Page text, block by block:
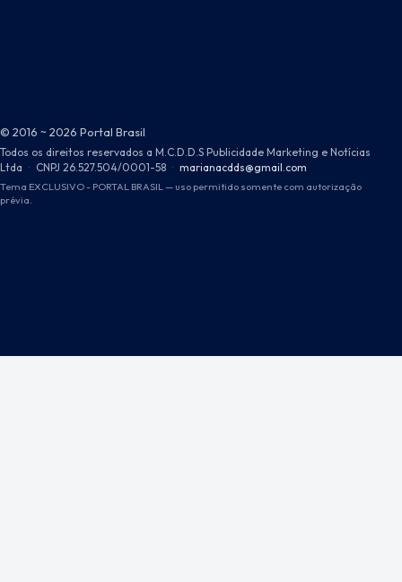
© 2016 ~ 2026 Portal Brasil
Todos os direitos reservados a M.C.D.D.S Publicidade Marketing e Notícias
Ltda · CNPJ 26.527.504/0001-58 · marianacdds@gmail.com
Tema EXCLUSIVO - PORTAL BRASIL — uso permitido somente com autorização
prévia.